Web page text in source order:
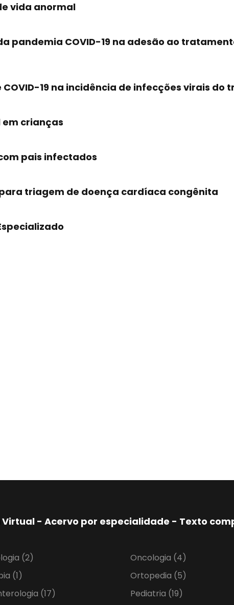
vida anormal
pandemia COVID-19 na adesão ao
19 na incidência de infecções virais
crianças
pais infectados
triagem de doença cardíaca congênita
- Acervo por especialidade - Texto
(2)
(1)
(17)
Oncologia (4)
Ortopedia (5)
Pediatria (19)